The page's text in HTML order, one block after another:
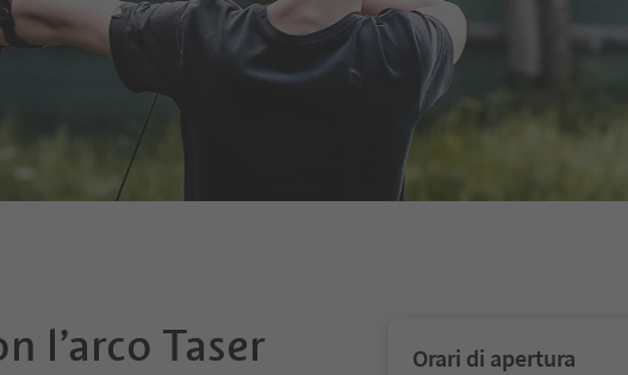
l’arco Taser Orari di apertura